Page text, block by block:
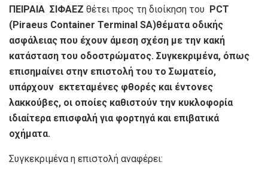
ΠΕΙΡΑΙΑ ΣΙΦΑΕΖ θέτει προς τη διοίκηση του PCT
(Piraeus Container Terminal SA)θέματα οδικής
ασφάλειας που έχουν άμεση σχέση με την κακή
κατάσταση του οδοστρώματος. Συγκεκριμένα, όπως
επισημαίνει στην επιστολή του το Σωματείο,
υπάρχουν εκτεταμένες φθορές και έντονες
λακκούβες, οι οποίες καθιστούν την κυκλοφορία
ιδιαίτερα επισφαλή για φορτηγά και επιβατικά
οχήματα.
Συγκεκριμένα η επιστολή αναφέρει: